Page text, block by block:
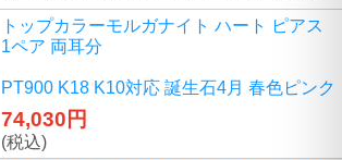
トップカラーモルガナイト ハート ピアス
1ペア 両耳分
PT900 K18 K10対応 誕生石4月 春色ピンク
74,030円
(税込)